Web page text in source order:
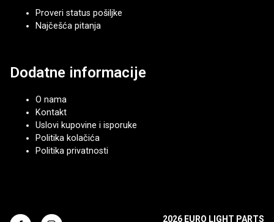
Proveri status pošiljke
Najčešća pitanja
Dodatne informacije
O nama
Kontakt
Uslovi kupovine i isporuke
Politika kolačića
Politika privatnosti
2026 EURO LIGHT PARTS